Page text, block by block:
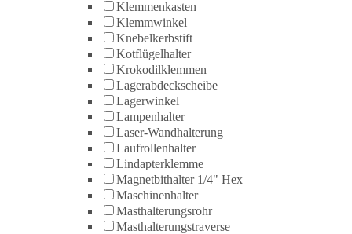
Klemmenkasten
Klemmwinkel
Knebelkerbstift
Kotflügelhalter
Krokodilklemmen
Lagerabdeckscheibe
Lagerwinkel
Lampenhalter
Laser-Wandhalterung
Laufrollenhalter
Lindapterklemme
Magnetbithalter 1/4" Hex
Maschinenhalter
Masthalterungsrohr
Masthalterungstraverse